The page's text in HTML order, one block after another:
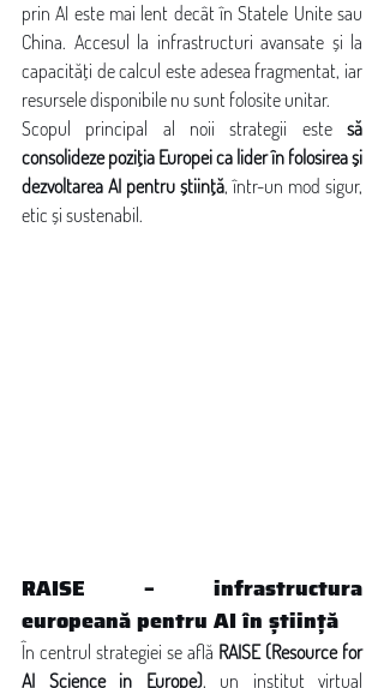
prin AI este mai lent decât în Statele Unite sau
China. Accesul la infrastructuri avansate și la
capacități de calcul este adesea fragmentat, iar
resursele disponibile nu sunt folosite unitar.
Scopul principal al noii strategii este să
consolideze poziția Europei ca lider în folosirea și
dezvoltarea AI pentru știință, într-un mod sigur,
etic și sustenabil.
RAISE – infrastructura
europeană pentru AI în știință
În centrul strategiei se află RAISE (Resource for
AI Science in Europe), un institut virtual